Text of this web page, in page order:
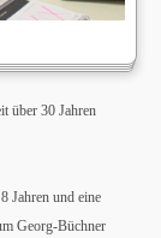
über 30 Jahren
Jahren und eine
Georg-Büchner